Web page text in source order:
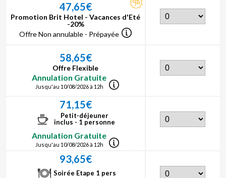
47,65€
Promotion Brit Hotel - Vacances d'Eté
-20%
Offre Non annulable - Prépayée
58,65€
Offre Flexible
Annulation Gratuite
Jusqu'au 10/08/2026 à 12h
71,15€
Petit-déjeuner
inclus - 1 personne
Annulation Gratuite
Jusqu'au 10/08/2026 à 12h
93,65€
Soirée Etape 1 pers